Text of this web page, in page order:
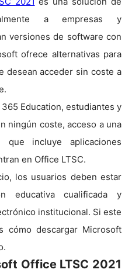
a empresas y
versiones de software con
ofrece alternativas para
desean acceder sin coste a
Education, estudiantes y
ningún coste, acceso a una
incluye aplicaciones
en Office LTSC.
los usuarios deben estar
educativa cualificada y
institucional. Si este
cómo descargar Microsoft
Office LTSC 2021